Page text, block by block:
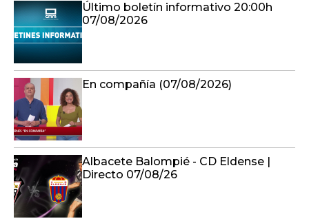
Último boletín informativo 20:00h
07/08/2026
En compañía (07/08/2026)
Albacete Balompié - CD Eldense |
Directo 07/08/26